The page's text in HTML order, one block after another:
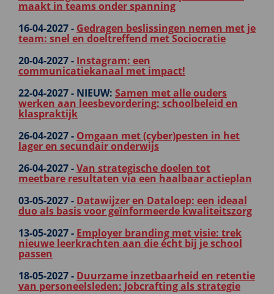
maakt in teams onder spanning
16-04-2027 - Gedragen beslissingen nemen met je
team: snel en doeltreffend met Sociocratie
20-04-2027 - Instagram: een
communicatiekanaal met impact!
22-04-2027 - NIEUW: Samen met alle ouders
werken aan leesbevordering: schoolbeleid en
klaspraktijk
26-04-2027 - Omgaan met (cyber)pesten in het
lager en secundair onderwijs
26-04-2027 -Van strategische doelen tot
meetbare resultaten via een haalbaar actieplan
03-05-2027 - Datawijzer en Dataloep: een ideaal
duo als basis voor geïnformeerde kwaliteitszorg
13-05-2027 - Employer branding met visie: trek
nieuwe leerkrachten aan die écht bij je school
passen
18-05-2027 - Duurzame inzetbaarheid en retentie
van personeelsleden: Jobcrafting als strategie